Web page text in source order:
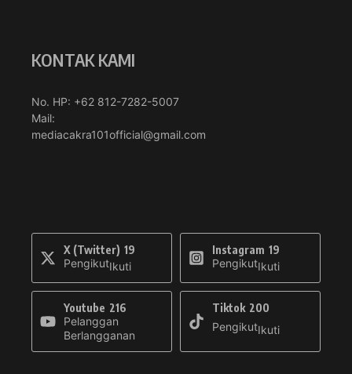
KONTAK KAMI
No. HP: +62 812-7282-5007
Mail:
mediacakra101official@gmail.com
X (Twitter) 19
PengikutIkuti
Instagram 19
PengikutIkuti
Youtube 216
Pelanggan
Berlangganan
Tiktok 200
PengikutIkuti